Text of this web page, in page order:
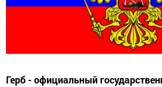
Герб - официальный